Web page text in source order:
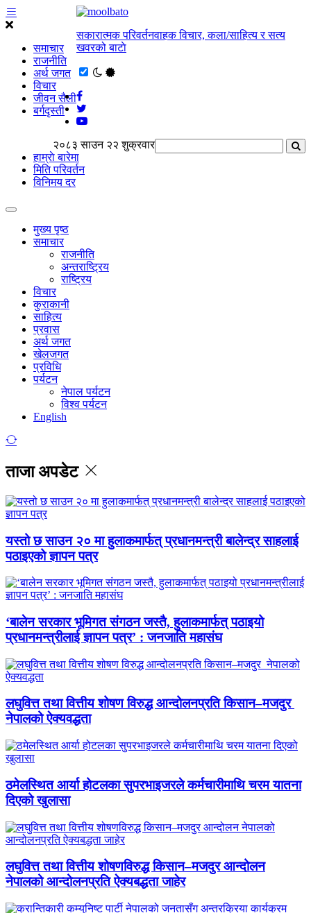
समाचार
राजनीति
अर्थ जगत
विचार
जीवन सैली
बर्गदृस्ती
सकारात्मक परिवर्तनवाहक विचार, कला/साहित्य र सत्य
खवरको बाटाे
२०८३ साउन २२ शुक्रवार
हाम्राे बारेमा
मिति परिवर्तन
विनिमय दर
मुख्य पृष्ठ
समाचार
राजनीति
अन्तराष्ट्रिय
राष्ट्रिय
विचार
कुराकानी
साहित्य
प्रवास
अर्थ जगत
खेलजगत
प्रविधि
पर्यटन
नेपाल पर्यटन
विश्व पर्यटन
English
ताजा अपडेट
यस्तो छ साउन २० मा हुलाकमार्फत् प्रधानमन्त्री बालेन्द्र साहलाई
पठाइएको ज्ञापन पत्र
‘बालेन सरकार भूमिगत संगठन जस्तै, हुलाकमार्फत् पठाइयो
प्रधानमन्त्रीलाई ज्ञापन पत्र’ : जनजाति महासंघ
लघुवित्त तथा वित्तीय शोषण विरुद्ध आन्दोलनप्रति किसान–मजदुर
नेपालको ऐक्यवद्धता
ठमेलस्थित आर्या होटलका सुपरभाइजरले कर्मचारीमाथि चरम यातना
दिएको खुलासा
लघुवित्त तथा वित्तीय शोषणविरुद्ध किसान–मजदुर आन्दोलन
नेपालको आन्दोलनप्रति ऐक्यबद्धता जाहेर